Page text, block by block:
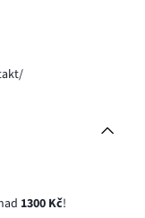
1300 Kč!